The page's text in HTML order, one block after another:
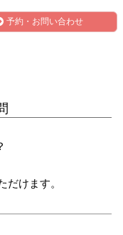
予約・お問い合わせ
だけます。